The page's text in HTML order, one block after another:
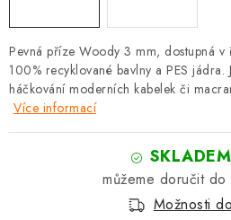
Pevná příze Woody 3 mm, dostupná
100% recyklované bavlny a PES jádra.
háčkování moderních kabelek či
Více informací
SKLADEM
Možnosti